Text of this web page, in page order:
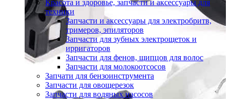
Красота и здоровье, запчасти и аксессуары для
техники
Запчасти и аксессуары для электробритв,
тримеров, эпиляторов
Запчасти для зубных электрощеток и
ирригаторов
Запчасти для фенов, щипцов для волос
Запчасти для молокоотсосов
Запчати для бензоинструмента
Запчасти для овощерезок
Запчасти для водяных насосов